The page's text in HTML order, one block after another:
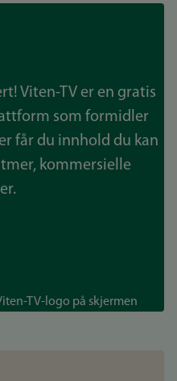
Viten-TV er en gratis
som formidler
får du innhold du kan
kommersielle